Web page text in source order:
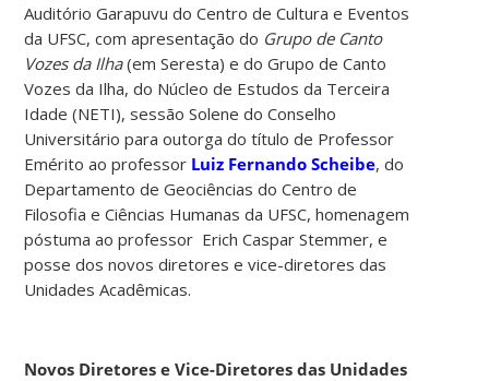
Auditório Garapuvu do Centro de Cultura e Eventos
da UFSC, com apresentação do Grupo de Canto
Vozes da Ilha(em Seresta) e do Grupo de Canto
Vozes da Ilha, do Núcleo de Estudos da Terceira
Idade (NETI), sessão Solene do Conselho
Universitário para outorga do título de Professor
Emérito ao professor Luiz Fernando Scheibe, do
Departamento de Geociências do Centro de
Filosofia e Ciências Humanas da UFSC, homenagem
póstuma ao professor Erich Caspar Stemmer, e
posse dos novos diretores e vice-diretores das
Unidades Acadêmicas.
Novos Diretores e Vice-Diretores das Unidades